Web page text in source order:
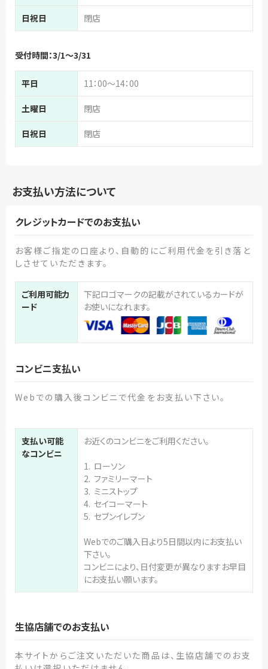
日祝日 閉店
受付時間：3/1～3/31
平日 11：00～14：00
土曜日 閉店
日祝日 閉店
お支払い方法について
クレジットカードでのお支払い
お客様ご指定の口座より、自動的にご利用代金を引き落と
しさせていただきます。
ご利用可能カ
ード
下記ロゴマークの記載がされているカードが
お使いになれます。
コンビニ支払い
Webでの購入後コンビニで代金をお支払い下さい。
支払い可能
なコンビニ
お近くのコンビニをご利用ください。
1. ローソン
2. ファミリーマート
3. ミニストップ
4. セイコーマート
5. セブンイレブン
Webでのご購入日より5日間以内にお支払い
下さい。
コンビニにより、日付変更が異なりますお早目
にお支払い願います。
生協店舗でのお支払い
本サイトからご注文いただいた商品は、生協店舗でのお支